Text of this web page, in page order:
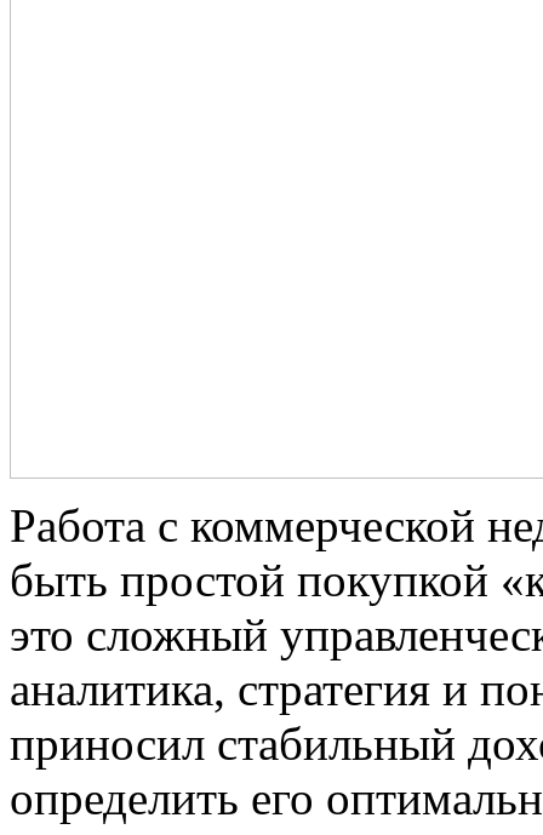
Работа с коммерческой
быть простой покупкой
это сложный
аналитика, стратегия и
приносил стабильный
определить его